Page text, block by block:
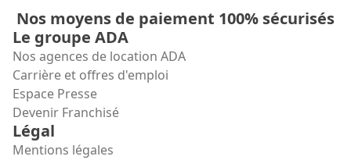
Nos moyens de paiement 100% sécurisés
Le groupe ADA
Nos agences de location ADA
Carrière et offres d'emploi
Espace Presse
Devenir Franchisé
Légal
Mentions légales